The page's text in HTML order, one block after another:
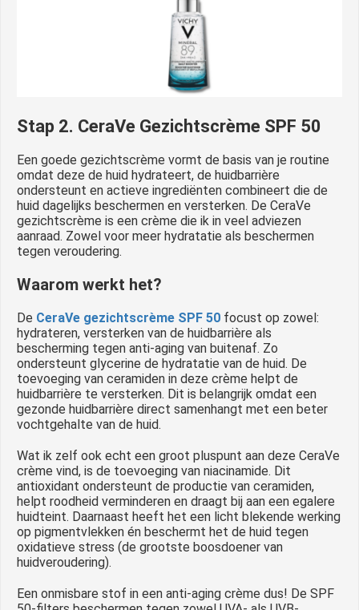
Stap 2. CeraVe Gezichtscrème SPF 50
Een goede gezichtscrème vormt de basis van je routine
omdat deze de huid hydrateert, de huidbarrière
ondersteunt en actieve ingrediënten combineert die de
huid dagelijks beschermen en versterken. De CeraVe
gezichtscrème is een crème die ik in veel adviezen
aanraad. Zowel voor meer hydratatie als beschermen
tegen veroudering.
Waarom werkt het?
De CeraVe gezichtscrème SPF 50 focust op zowel:
hydrateren, versterken van de huidbarrière als
bescherming tegen anti-aging van buitenaf. Zo
ondersteunt glycerine de hydratatie van de huid. De
toevoeging van ceramiden in deze crème helpt de
huidbarrière te versterken. Dit is belangrijk omdat een
gezonde huidbarrière direct samenhangt met een beter
vochtgehalte van de huid.
Wat ik zelf ook echt een groot pluspunt aan deze CeraVe
crème vind, is de toevoeging van niacinamide. Dit
antioxidant ondersteunt de productie van ceramiden,
helpt roodheid verminderen en draagt bij aan een egalere
huidteint. Daarnaast heeft het een licht blekende werking
op pigmentvlekken én beschermt het de huid tegen
oxidatieve stress (de grootste boosdoener van
huidveroudering).
Een onmisbare stof in een anti-aging crème dus! De SPF